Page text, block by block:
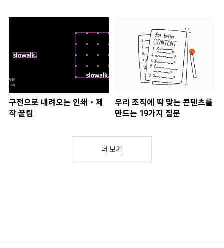
구전으로 내려오는 인쇄・제
작 꿀팁
우리 조직에 딱 맞는 콘텐츠를
만드는 19가지 질문
더 보기